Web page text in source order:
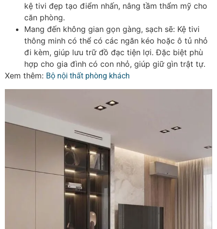
kệ tivi đẹp tạo điểm nhấn, nâng tầm thẩm mỹ cho
căn phòng.
Mang đến không gian gọn gàng, sạch sẽ: Kệ tivi
thông minh có thể có các ngăn kéo hoặc ô tủ nhỏ
đi kèm, giúp lưu trữ đồ đạc tiện lợi. Đặc biệt phù
hợp cho gia đình có con nhỏ, giúp giữ gìn trật tự.
Xem thêm: Bộ nội thất phòng khách